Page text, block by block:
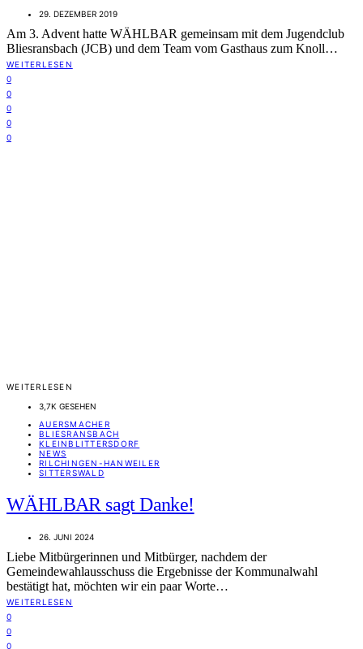
29. DEZEMBER 2019
Am 3. Advent hatte WÄHLBAR gemeinsam mit dem Jugendclub
Bliesransbach (JCB) und dem Team vom Gasthaus zum Knoll…
WEITERLESEN
0
0
0
0
0
WEITERLESEN
3,7K GESEHEN
AUERSMACHER
BLIESRANSBACH
KLEINBLITTERSDORF
NEWS
RILCHINGEN-HANWEILER
SITTERSWALD
WÄHLBAR sagt Danke!
26. JUNI 2024
Liebe Mitbürgerinnen und Mitbürger, nachdem der
Gemeindewahlausschuss die Ergebnisse der Kommunalwahl
bestätigt hat, möchten wir ein paar Worte…
WEITERLESEN
0
0
0